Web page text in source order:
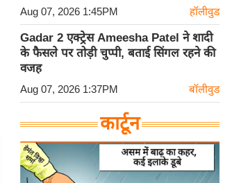
Aug 07, 2026 1:45PM हॉलीवुड
Gadar 2 एक्ट्रेस Ameesha Patel ने शादी
के फैसले पर तोड़ी चुप्पी, बताई सिंगल रहने की
वजह
Aug 07, 2026 1:37PM बॉलीवुड
कार्टून